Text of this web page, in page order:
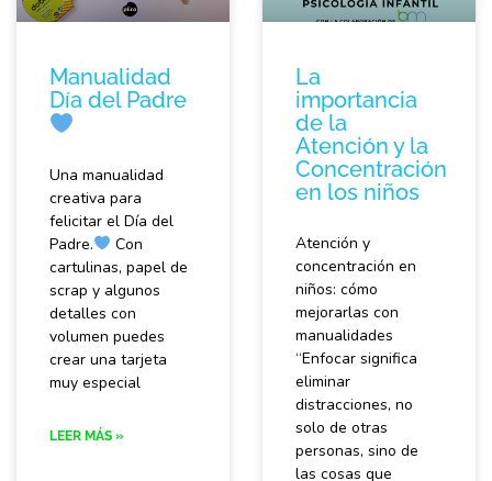
Manualidad
Día del Padre
Una manualidad
creativa para
felicitar el Día del
Padre.
Con
cartulinas, papel de
scrap y algunos
detalles con
volumen puedes
crear una tarjeta
muy especial
LEER MÁS »
La
importancia
de la
Atención y la
Concentración
en los niños
Atención y
concentración en
niños: cómo
mejorarlas con
manualidades
“Enfocar significa
eliminar
distracciones, no
solo de otras
personas, sino de
las cosas que